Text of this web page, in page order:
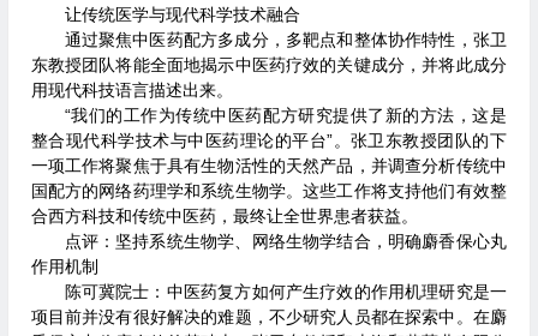
让传统医学与现代科学技术融合
通过聚焦中医药配方多成分，多靶点和整体协作特性，张卫
东教授团队将能全面地揭示中医药疗效的关键成分，并将此成分
用现代科技语言描述出来。
“我们的工作为传统中医药配方研究提供了新的方法，这是
整合现代科学技术与中医药理论的平台”。张卫东教授团队的下
一项工作将聚焦于具有生物活性的天然产品，并调查分析传统中
国配方的网络药理学和系统生物学。这些工作将支持他们有效整
合西方科技和传统中医药，最终让全世界患者获益。
点评：坚持系统生物学、网络生物学结合，明确麝香保心丸
作用机制
陈可冀院士：中医药复方如何产生疗效的作用机理研究是一
项目前并没有很好解决的难题，不少研究人员都在探索中。在麝